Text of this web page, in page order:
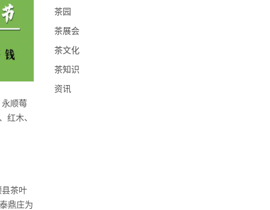
顺莓
红木、
茶叶
鼎庄为
茶园
茶展会
茶文化
茶知识
资讯